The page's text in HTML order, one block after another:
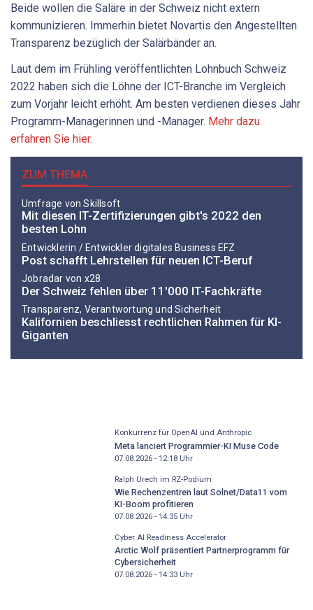
Beide wollen die Saläre in der Schweiz nicht extern
kommunizieren. Immerhin bietet Novartis den Angestellten
Transparenz bezüglich der Salärbänder an.
Laut dem im Frühling veröffentlichten Lohnbuch Schweiz
2022 haben sich die Löhne der ICT-Branche im Vergleich
zum Vorjahr leicht erhöht. Am besten verdienen dieses Jahr
Programm-Managerinnen und -Manager. Mehr dazu
erfahren Sie hier.
ZUM THEMA
Umfrage von Skillsoft
Mit diesen IT-Zertifizierungen gibt's 2022 den
besten Lohn
Entwicklerin / Entwickler digitales Business EFZ
Post schafft Lehrstellen für neuen ICT-Beruf
Jobradar von x28
Der Schweiz fehlen über 11'000 IT-Fachkräfte
Transparenz, Verantwortung und Sicherheit
Kalifornien beschliesst rechtlichen Rahmen für KI-
Giganten
Konkurrenz für OpenAI und Anthropic
Meta lanciert Programmier-KI Muse Code
07.08.2026 - 12:18Uhr
Ralph Urech im RZ-Podium
Wie Rechenzentren laut Solnet/Data11 vom
KI-Boom profitieren
07.08.2026 - 14:35Uhr
Cyber AI Readiness Accelerator
Arctic Wolf präsentiert Partnerprogramm für
Cybersicherheit
07.08.2026 - 14:33Uhr